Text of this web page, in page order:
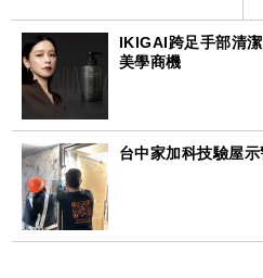
IKIGAI跨足手部清
美學商機
台中家加科技驗屋示